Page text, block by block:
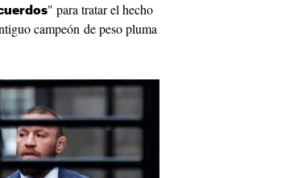
" para tratar el hecho
campeón de peso pluma